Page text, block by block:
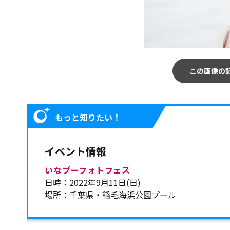
この画像の
もっと知りたい！
イベント情報
いなプーフォトフェス
日時：2022年9月11日(日)
場所：千葉県・稲毛海浜公園プール